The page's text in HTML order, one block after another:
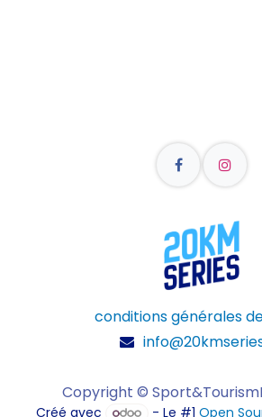
conditions générales
Copyright ©
Créé avec - Le #1Open